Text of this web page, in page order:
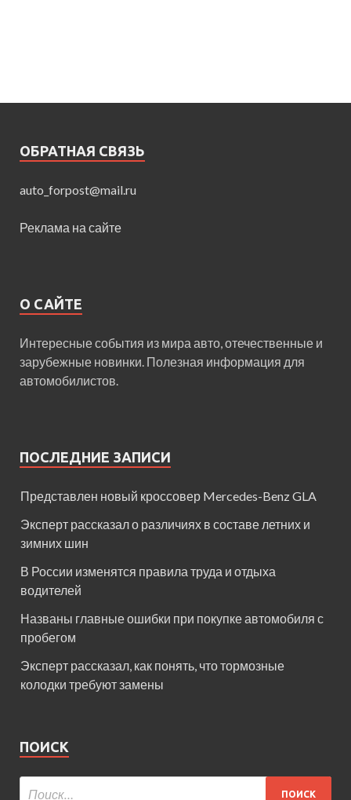
ОБРАТНАЯ СВЯЗЬ
auto_forpost@mail.ru
Реклама на сайте
О САЙТЕ
Интересные события из мира авто, отечественные и
зарубежные новинки. Полезная информация для
автомобилистов.
ПОСЛЕДНИЕ ЗАПИСИ
Представлен новый кроссовер Mercedes-Benz GLA
Эксперт рассказал о различиях в составе летних и
зимних шин
В России изменятся правила труда и отдыха
водителей
Названы главные ошибки при покупке автомобиля с
пробегом
Эксперт рассказал, как понять, что тормозные
колодки требуют замены
ПОИСК